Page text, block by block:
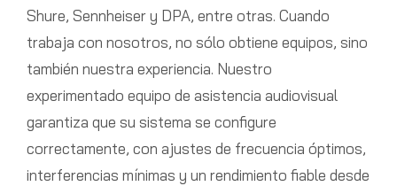
Shure, Sennheiser y DPA, entre otras. Cuando
trabaja con nosotros, no sólo obtiene equipos, sino
también nuestra experiencia. Nuestro
experimentado equipo de asistencia audiovisual
garantiza que su sistema se configure
correctamente, con ajustes de frecuencia óptimos,
interferencias mínimas y un rendimiento fiable desde